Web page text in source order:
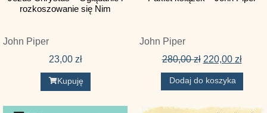
J. Mack Stiles
Jaquelle Crowe
Jeremie Rinne
John Charles Ryle
John D. Gillespie
rozkoszowanie się Nim
John Piper
23,00 zł
Kupuję
John Piper
280,00zł 220,00 zł
Dodaj do koszyka